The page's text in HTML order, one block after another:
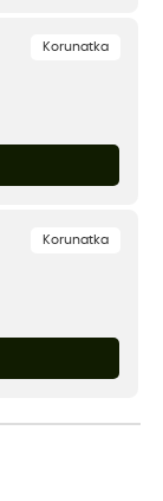
Korunatka
Korunatka